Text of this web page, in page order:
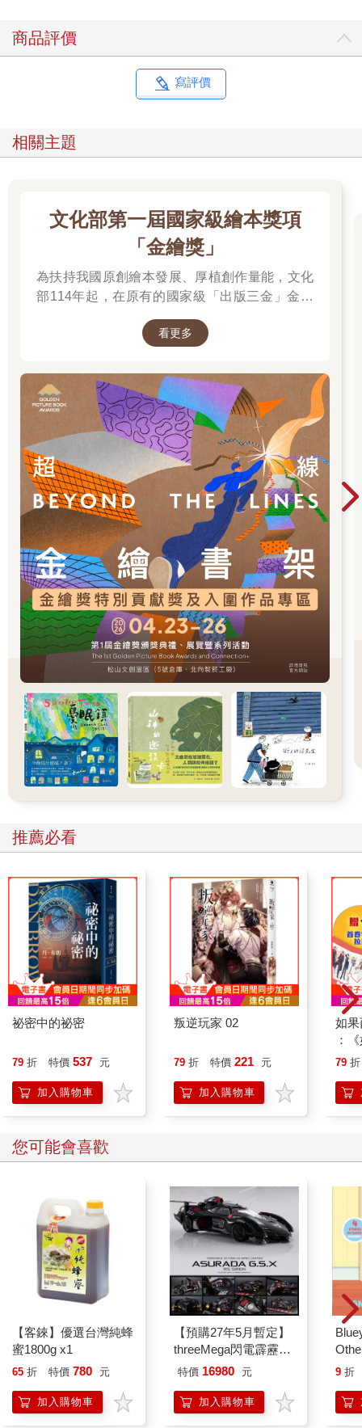
商品評價
寫評價
相關主題
文化部第一屆國家級繪本獎項
「金繪獎」
為扶持我國原創繪本發展、厚植創作量能，文化
部114年起，在原有的國家級「出版三金」金鼎
促進台灣圖文出版的多元發展。獎項分為「特別
「跨域應用獎」、「年度繪本獎」，以及「金繪
大獎」。
看更多
推薦必看
祕密中的祕密
79 折 特價 537 元
加入購物車
叛逆玩家 02
79 折 特價 221 元
加入購物車
如
：
喵
79 折
您可能會喜歡
【客錸】優選台灣純蜂
蜜1800g x1
65 折 特價 780 元
加入購物車
【預購27年5月暫定】
threeMega閃電霹靂車
VA Hi-SPEC UNITED
SIREN 黑色限定
特價 16980 元
加入購物車
9 折